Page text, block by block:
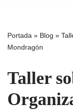
Portada » Blog »
Mondragón
Taller